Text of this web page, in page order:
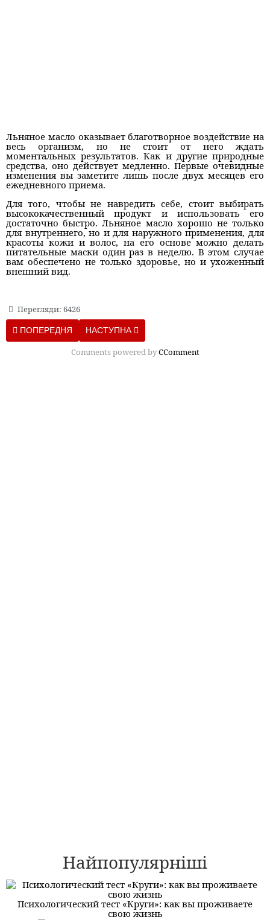
Льняное масло оказывает благотворное воздействие на
весь организм, но не стоит от него ждать
моментальных результатов. Как и другие природные
средства, оно действует медленно. Первые очевидные
изменения вы заметите лишь после двух месяцев его
ежедневного приема.
Для того, чтобы не навредить себе, стоит выбирать
высококачественный продукт и использовать его
достаточно быстро. Льняное масло хорошо не только
для внутреннего, но и для наружного применения, для
красоты кожи и волос, на его основе можно делать
питательные маски один раз в неделю. В этом случае
вам обеспечено не только здоровье, но и ухоженный
внешний вид.
Перегляди: 6426
ПОПЕРЕДНЯ СТАТТЯ: 15 ПРОСТЫХ СПОСОБОВ УСКОРИТЬ
ПОПЕРЕДНЯ НАСТУПНА СТАТТЯ: 10 САМЫХ
НАСТУПНА
Comments powered byCComment
Найпопулярніші
Психологический тест «Круги»: как вы проживаете
свою жизнь